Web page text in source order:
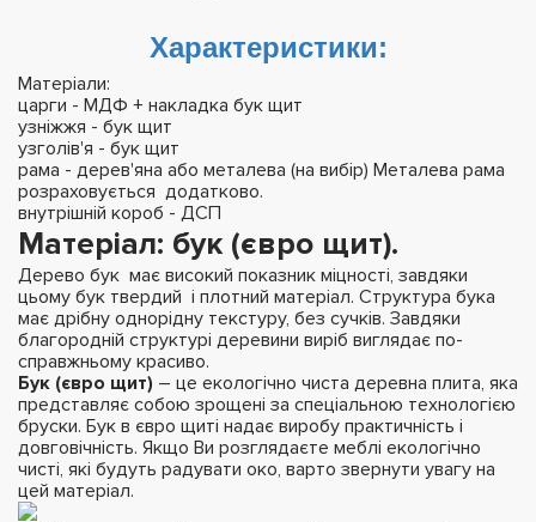
Характеристики:
Матеріали:
царги - МДФ + накладка бук щит
узнiжжя - бук щит
узголів'я - бук щит
рама - дерев'яна або металева (на вибір) Металева рама
розраховується додатково.
внутрішній короб - ДСП
Матеріал: бук (євро щит).
Дерево бук має високий показник міцності, завдяки
цьому бук твердий і плотний матеріал. Структура бука
має дрібну однорідну текстуру, без сучків. Завдяки
благородній структурі деревини виріб виглядає по-
справжньому красиво.
Бук (євро щит) – це екологічно чиста деревна плита, яка
представляє собою зрощені за спеціальною технологією
бруски. Бук в євро щиті надає виробу практичність і
довговічність. Якщо Ви розглядаєте меблі екологічно
чисті, які будуть радувати око, варто звернути увагу на
цей матеріал.